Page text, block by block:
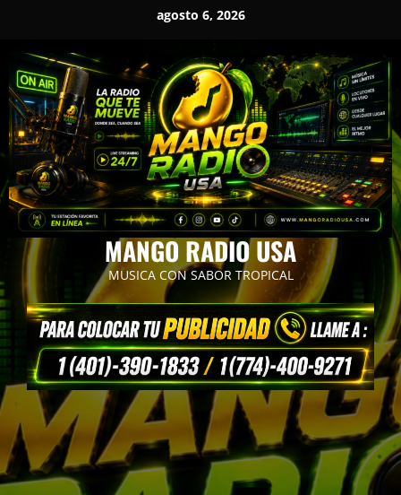
contenido
agosto 6, 2026
MANGO RADIO USA
MUSICA CON SABOR TROPICAL